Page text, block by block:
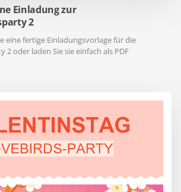
Einladung zur
2
eine fertige Einladungsvorlage für die
2 oder laden Sie sie einfach als PDF